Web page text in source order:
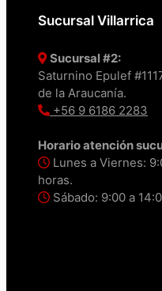
Sucursal Villarrica
Sucursal #2:
Saturnino Epulef
de la Araucanía.
+56 9 6186 2283
Horario atención
Lunes a Viernes:
horas.
Sábado: 9:00 a